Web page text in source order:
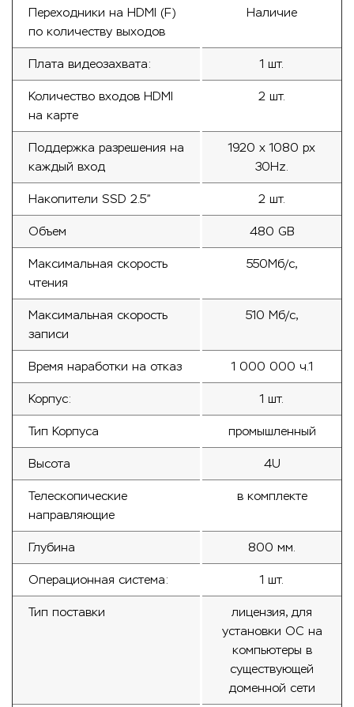
Переходники на HDMI (F)
по количеству выходов
Наличие
Плата видеозахвата: 1 шт.
Количество входов HDMI
на карте
2 шт.
Поддержка разрешения на
каждый вход
1920 x 1080 px
30Hz.
Накопители SSD 2.5” 2 шт.
Объем 480 GB
Максимальная скорость
чтения
550Мб/с,
Максимальная скорость
записи
510 Мб/с,
Время наработки на отказ 1 000 000 ч.1
Корпус: 1 шт.
Тип Корпуса промышленный
Высота 4U
Телескопические
направляющие
в комплекте
Глубина 800 мм.
Операционная система: 1 шт.
Тип поставки
лицензия, для
установки ОС на
компьютеры в
существующей
доменной сети